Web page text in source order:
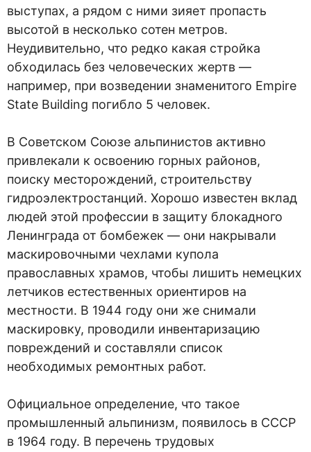
выступах, а рядом с ними зияет пропасть
высотой в несколько сотен метров.
Неудивительно, что редко какая стройка
обходилась без человеческих жертв —
например, при возведении знаменитого Empire
State Building погибло 5 человек.
В Советском Союзе альпинистов активно
привлекали к освоению горных районов,
поиску месторождений, строительству
гидроэлектростанций. Хорошо известен вклад
людей этой профессии в защиту блокадного
Ленинграда от бомбежек — они накрывали
маскировочными чехлами купола
православных храмов, чтобы лишить немецких
летчиков естественных ориентиров на
местности. В 1944 году они же снимали
маскировку, проводили инвентаризацию
повреждений и составляли список
необходимых ремонтных работ.
Официальное определение, что такое
промышленный альпинизм, появилось в СССР
в 1964 году. В перечень трудовых